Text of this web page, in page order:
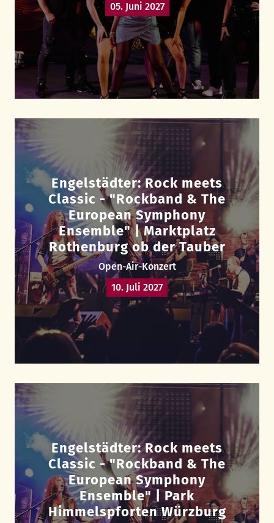
05. Juni 2027
Engelstädter: Rock meets
Classic - "Rockband & The
European Symphony
Ensemble" | Marktplatz
Rothenburg ob der Tauber
Open-Air-Konzert
10. Juli 2027
Engelstädter: Rock meets
Classic - "Rockband & The
European Symphony
Ensemble" | Park
Himmelspforten Würzburg